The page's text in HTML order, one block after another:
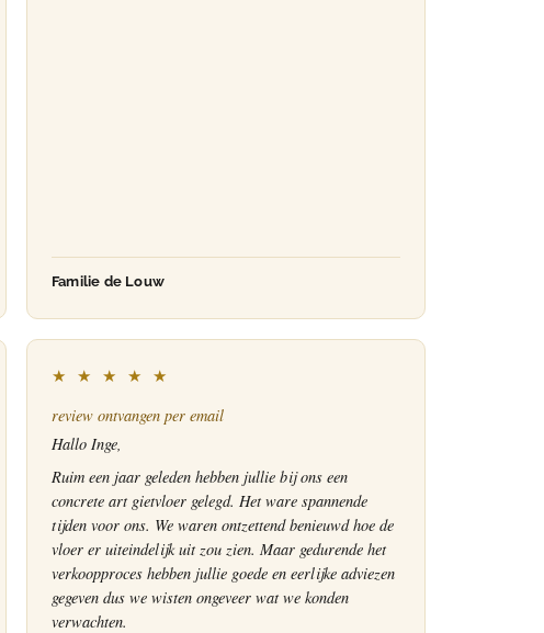
Familie de Louw
★ ★ ★ ★ ★
review ontvangen per email
Hallo Inge,
Ruim een jaar geleden hebben jullie bij ons een
concrete art gietvloer gelegd. Het ware spannende
tijden voor ons. We waren ontzettend benieuwd hoe de
vloer er uiteindelijk uit zou zien. Maar gedurende het
verkoopproces hebben jullie goede en eerlijke adviezen
gegeven dus we wisten ongeveer wat we konden
verwachten.